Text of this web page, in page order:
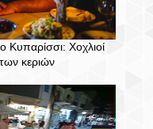
Κυπαρίσσι: Χοχλιοί
κεριών